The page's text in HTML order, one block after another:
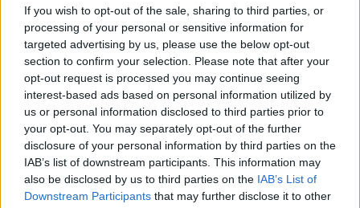
If you wish to opt-out of the sale, sharing to third parties, or
processing of your personal or sensitive information for
targeted advertising by us, please use the below opt-out
section to confirm your selection. Please note that after your
opt-out request is processed you may continue seeing
interest-based ads based on personal information utilized by
us or personal information disclosed to third parties prior to
your opt-out. You may separately opt-out of the further
disclosure of your personal information by third parties on the
IAB’s list of downstream participants. This information may
also be disclosed by us to third parties on the IAB’s List of
Downstream Participants that may further disclose it to other